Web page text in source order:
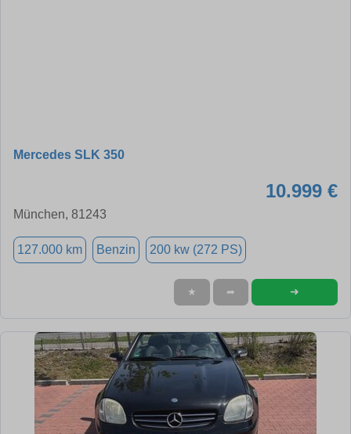
Mercedes SLK 350
10.999 €
München, 81243
127.000 km Benzin 200 kw (272 PS)
★ ➦ ➜